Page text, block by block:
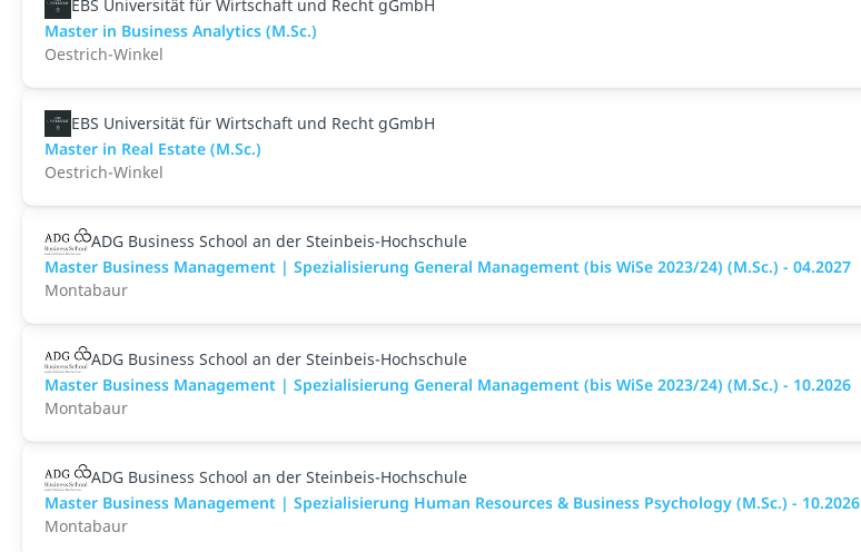
EBS Universität für Wirtschaft und Recht gGmbH
Master in Business Analytics (M.Sc.)
Oestrich-Winkel
EBS Universität für Wirtschaft und Recht gGmbH
Master in Real Estate (M.Sc.)
Oestrich-Winkel
ADG Business School an der Steinbeis-Hochschule
Master Business Management | Spezialisierung General Management (bis WiSe 2023/24) (M.Sc.) - 04.2027
Montabaur
ADG Business School an der Steinbeis-Hochschule
Master Business Management | Spezialisierung General Management (bis WiSe 2023/24) (M.Sc.) - 10.2026
Montabaur
ADG Business School an der Steinbeis-Hochschule
Master Business Management | Spezialisierung Human Resources & Business Psychology (M.Sc.) - 10.2026
Montabaur